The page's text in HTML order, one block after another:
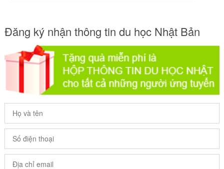
Đăng ký nhận thông tin du học Nhật Bản